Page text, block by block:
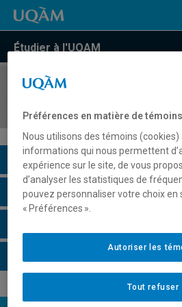
Étudier à l'UQAM
COURS//
Description du cours
Horaire - Été 2026
Préférences en matière de témoins
Nous utilisons des témoins
informations qui nous permettent
expérience sur le site, de vous
d’analyser les statistiques de
pouvez personnaliser votre choix en
« Préférences ».
Tout refuser
Autoriser les